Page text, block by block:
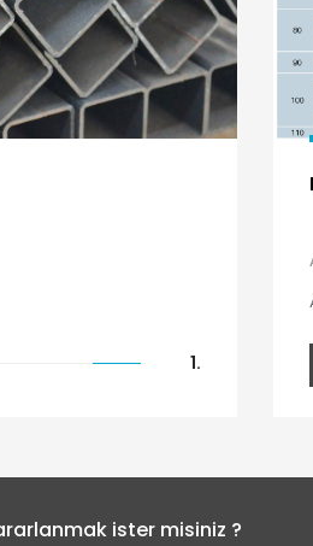
1.
ister misiniz ?